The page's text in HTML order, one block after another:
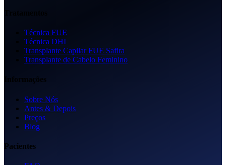
Técnica FUE
Técnica DHI
Transplante Capilar FUE Safira
Transplante de Cabelo Feminino
Informações
Sobre Nós
Antes & Depois
Preços
Blog
Pacientes